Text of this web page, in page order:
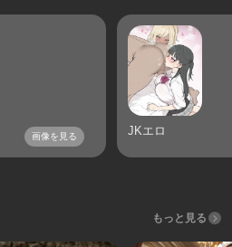
画像を見る JKエロ
もっと見る